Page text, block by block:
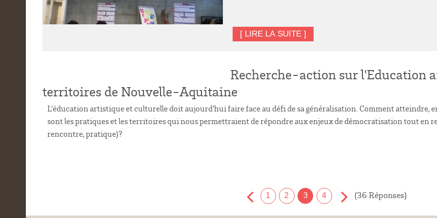
[ LIRE LA SUITE ]
Recherche-action sur l'Education
territoires de Nouvelle-Aquitaine
L'éducation artistique et culturelle doit aujourd'hui faire face au défi de sa généralisation. Comment atteindre,
sont les pratiques et les territoires qui nous permettraient de répondre aux enjeux de démocratisation tout en
rencontre, pratique)?
1 2 3 4 (36 Réponses)